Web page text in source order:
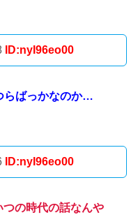
ID:nyI96eo00
らばっかなのか…
ID:nyI96eo00
の時代の話なんや